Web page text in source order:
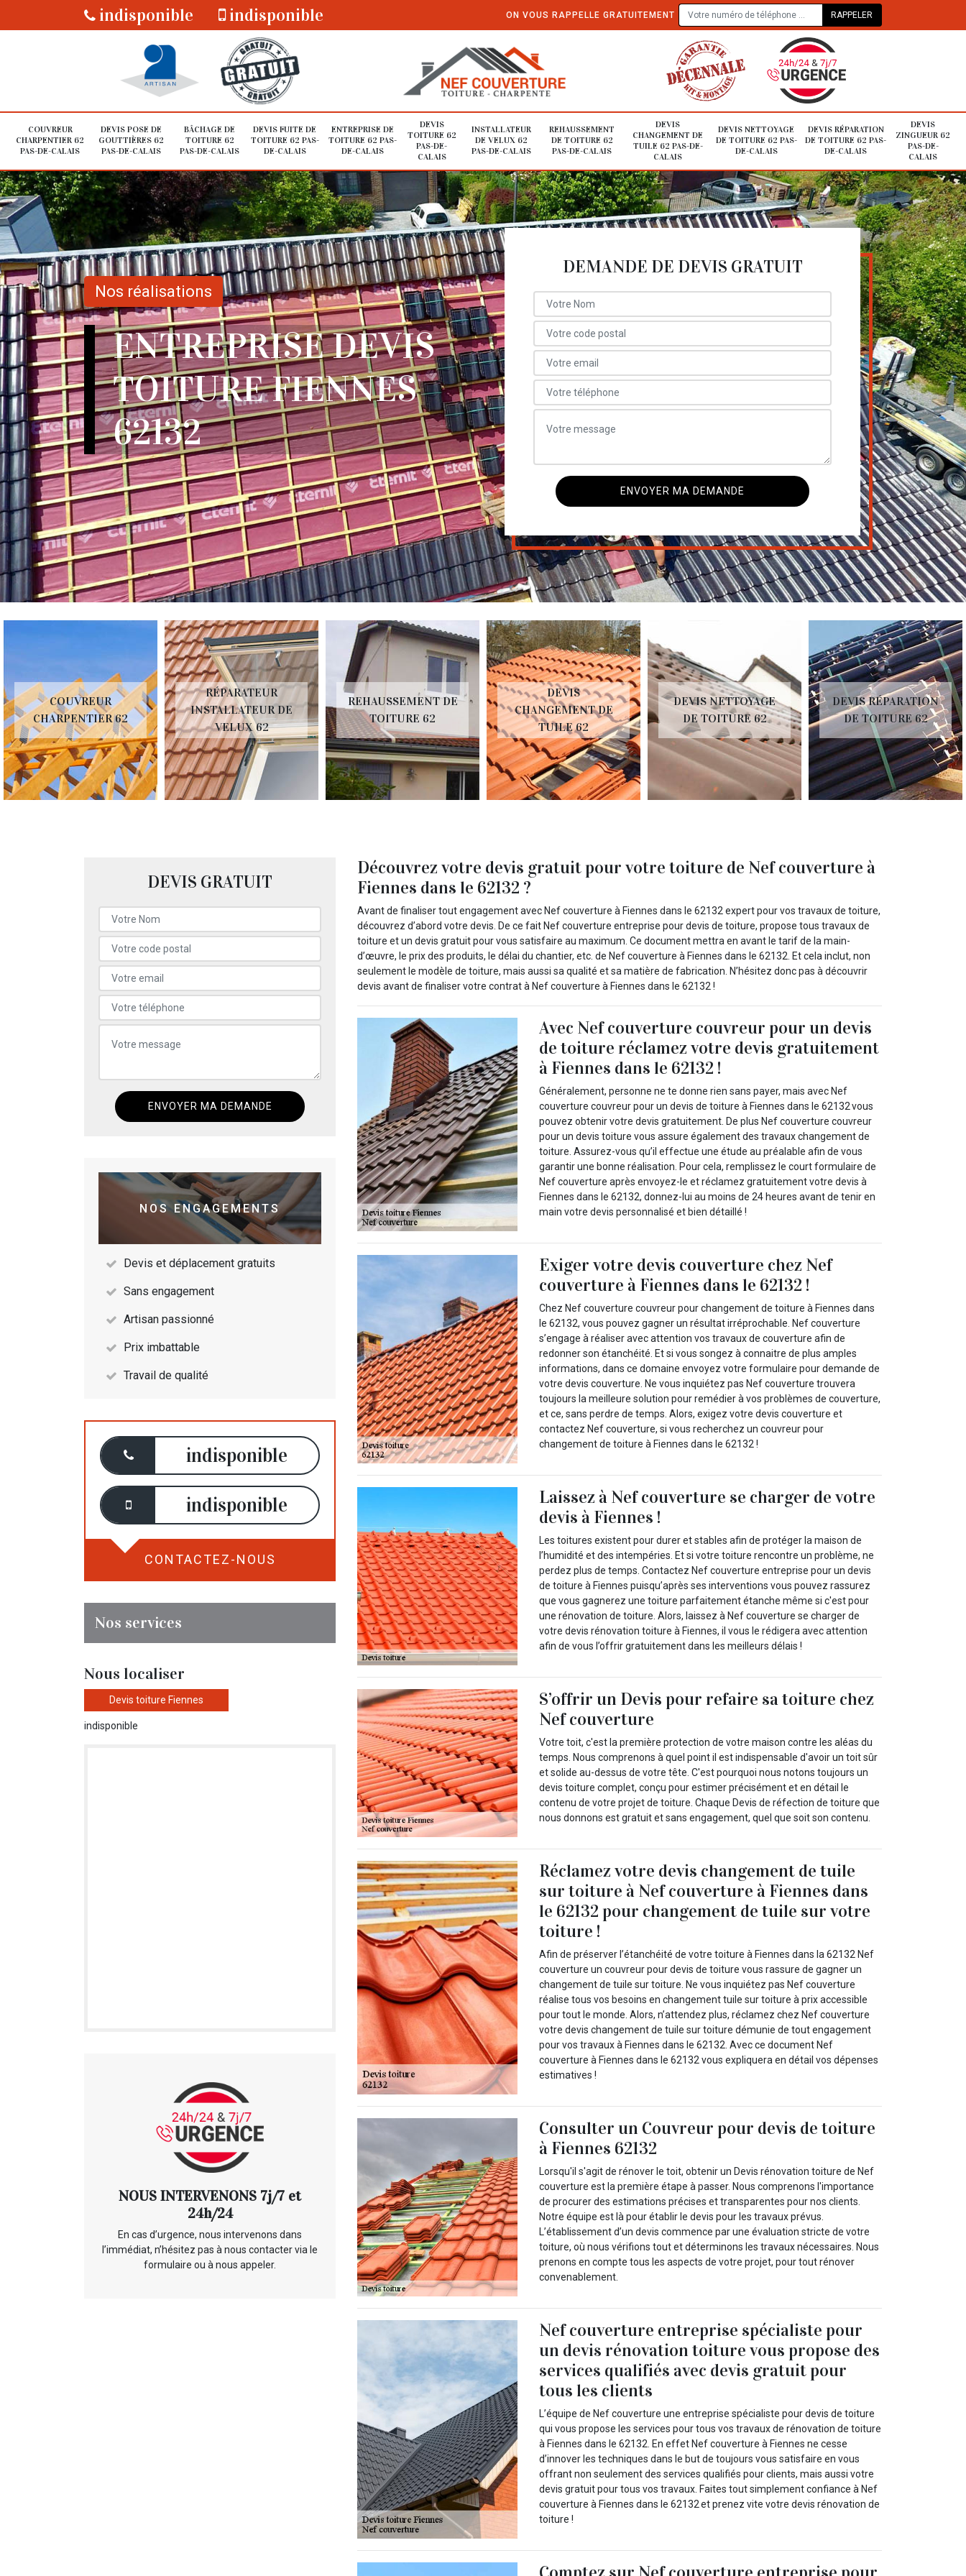
indisponible indisponible ON VOUS RAPPELLE GRATUITEMENT
COUVREUR
CHARPENTIER 62
PAS-DE-CALAIS
DEVIS POSE DE
GOUTTIÈRES 62
PAS-DE-CALAIS
BÂCHAGE DE
TOITURE 62
PAS-DE-CALAIS
DEVIS FUITE DE
TOITURE 62 PAS-
DE-CALAIS
ENTREPRISE DE
TOITURE 62 PAS-
DE-CALAIS
DEVIS
TOITURE 62
PAS-DE-
CALAIS
INSTALLATEUR
DE VELUX 62
PAS-DE-CALAIS
REHAUSSEMENT
DE TOITURE 62
PAS-DE-CALAIS
DEVIS
CHANGEMENT DE
TUILE 62 PAS-DE-
CALAIS
DEVIS NETTOYAGE
DE TOITURE 62 PAS-
DE-CALAIS
DEVIS RÉPARATION
DE TOITURE 62 PAS-
DE-CALAIS
DEVIS
ZINGUEUR 62
PAS-DE-
CALAIS
Nos réalisations
ENTREPRISE DEVIS
TOITURE FIENNES
62132
DEMANDE DE DEVIS GRATUIT
COUVREUR
CHARPENTIER 62
RÉPARATEUR
INSTALLATEUR DE
VELUX 62
REHAUSSEMENT DE
TOITURE 62
DEVIS
CHANGEMENT DE
TUILE 62
DEVIS NETTOYAGE
DE TOITURE 62
DEVIS RÉPARATION
DE TOITURE 62
DEVIS GRATUIT
NOS ENGAGEMENTS
Devis et déplacement gratuits
Sans engagement
Artisan passionné
Prix imbattable
Travail de qualité
indisponible
indisponible
CONTACTEZ-NOUS
Nos services
Nous localiser
Devis toiture Fiennes
indisponible
NOUS INTERVENONS 7j/7 et
24h/24
En cas d’urgence, nous intervenons dans
l’immédiat, n’hésitez pas à nous contacter via le
formulaire ou à nous appeler.
Découvrez votre devis gratuit pour votre toiture de Nef couverture à
Fiennes dans le 62132 ?
Avant de finaliser tout engagement avec Nef couverture à Fiennes dans le 62132 expert pour vos travaux de toiture,
découvrez d’abord votre devis. De ce fait Nef couverture entreprise pour devis de toiture, propose tous travaux de
toiture et un devis gratuit pour vous satisfaire au maximum. Ce document mettra en avant le tarif de la main-
d’œuvre, le prix des produits, le délai du chantier, etc. de Nef couverture à Fiennes dans le 62132. Et cela inclut, non
seulement le modèle de toiture, mais aussi sa qualité et sa matière de fabrication. N’hésitez donc pas à découvrir
devis avant de finaliser votre contrat à Nef couverture à Fiennes dans le 62132 !
Avec Nef couverture couvreur pour un devis
de toiture réclamez votre devis gratuitement
à Fiennes dans le 62132 !
Généralement, personne ne te donne rien sans payer, mais avec Nef
couverture couvreur pour un devis de toiture à Fiennes dans le 62132 vous
pouvez obtenir votre devis gratuitement. De plus Nef couverture couvreur
pour un devis toiture vous assure également des travaux changement de
toiture. Assurez-vous qu’il effectue une étude au préalable afin de vous
garantir une bonne réalisation. Pour cela, remplissez le court formulaire de
Nef couverture après envoyez-le et réclamez gratuitement votre devis à
Fiennes dans le 62132, donnez-lui au moins de 24 heures avant de tenir en
main votre devis personnalisé et bien détaillé !
Exiger votre devis couverture chez Nef
couverture à Fiennes dans le 62132 !
Chez Nef couverture couvreur pour changement de toiture à Fiennes dans
le 62132, vous pouvez gagner un résultat irréprochable. Nef couverture
s’engage à réaliser avec attention vos travaux de couverture afin de
redonner son étanchéité. Et si vous songez à connaitre de plus amples
informations, dans ce domaine envoyez votre formulaire pour demande de
votre devis couverture. Ne vous inquiétez pas Nef couverture trouvera
toujours la meilleure solution pour remédier à vos problèmes de couverture,
et ce, sans perdre de temps. Alors, exigez votre devis couverture et
contactez Nef couverture, si vous recherchez un couvreur pour
changement de toiture à Fiennes dans le 62132 !
Laissez à Nef couverture se charger de votre
devis à Fiennes !
Les toitures existent pour durer et stables afin de protéger la maison de
l’humidité et des intempéries. Et si votre toiture rencontre un problème, ne
perdez plus de temps. Contactez Nef couverture entreprise pour un devis
de toiture à Fiennes puisqu’après ses interventions vous pouvez rassurez
que vous gagnerez une toiture parfaitement étanche même si c'est pour
une rénovation de toiture. Alors, laissez à Nef couverture se charger de
votre devis rénovation toiture à Fiennes, il vous le rédigera avec attention
afin de vous l’offrir gratuitement dans les meilleurs délais !
S’offrir un Devis pour refaire sa toiture chez
Nef couverture
Votre toit, c'est la première protection de votre maison contre les aléas du
temps. Nous comprenons à quel point il est indispensable d'avoir un toit sûr
et solide au-dessus de votre tête. C'est pourquoi nous notons toujours un
devis toiture complet, conçu pour estimer précisément et en détail le
contenu de votre projet de toiture. Chaque Devis de réfection de toiture que
nous donnons est gratuit et sans engagement, quel que soit son contenu.
Réclamez votre devis changement de tuile
sur toiture à Nef couverture à Fiennes dans
le 62132 pour changement de tuile sur votre
toiture !
Afin de préserver l’étanchéité de votre toiture à Fiennes dans la 62132 Nef
couverture un couvreur pour devis de toiture vous rassure de gagner un
changement de tuile sur toiture. Ne vous inquiétez pas Nef couverture
réalise tous vos besoins en changement tuile sur toiture à prix accessible
pour tout le monde. Alors, n’attendez plus, réclamez chez Nef couverture
votre devis changement de tuile sur toiture démunie de tout engagement
pour vos travaux à Fiennes dans le 62132. Avec ce document Nef
couverture à Fiennes dans le 62132 vous expliquera en détail vos dépenses
estimatives !
Consulter un Couvreur pour devis de toiture
à Fiennes 62132
Lorsqu'il s'agit de rénover le toit, obtenir un Devis rénovation toiture de Nef
couverture est la première étape à passer. Nous comprenons l'importance
de procurer des estimations précises et transparentes pour nos clients.
Notre équipe est là pour établir le devis pour les travaux prévus.
L’établissement d’un devis commence par une évaluation stricte de votre
toiture, où nous vérifions tout et déterminons les travaux nécessaires. Nous
prenons en compte tous les aspects de votre projet, pour tout rénover
convenablement.
Nef couverture entreprise spécialiste pour
un devis rénovation toiture vous propose des
services qualifiés avec devis gratuit pour
tous les clients
L’équipe de Nef couverture une entreprise spécialiste pour devis de toiture
qui vous propose les services pour tous vos travaux de rénovation de toiture
à Fiennes dans le 62132. En effet Nef couverture à Fiennes ne cesse
d’innover les techniques dans le but de toujours vous satisfaire en vous
offrant non seulement des services qualifiés pour clients, mais aussi votre
devis gratuit pour tous vos travaux. Faites tout simplement confiance à Nef
couverture à Fiennes dans le 62132 et prenez vite votre devis rénovation de
toiture !